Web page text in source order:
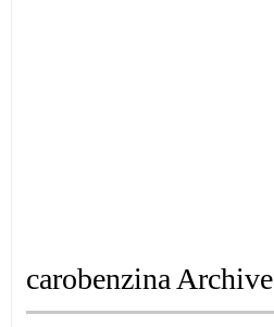
carobenzina Archive